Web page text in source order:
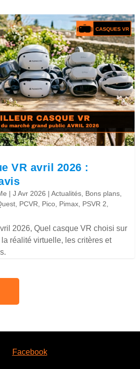
VR avril 2026 :
|J Avr 2026 |Actualités Bons plans
PCVR Pico Pimax PSVR 2
2026, Quel casque VR choisi sur
réalité virtuelle, les critères et
Facebook